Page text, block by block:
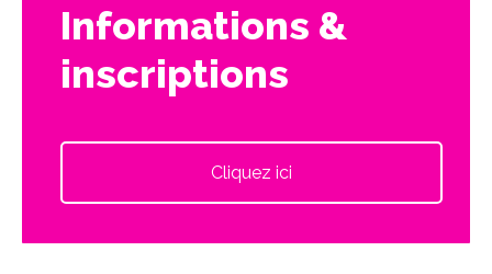
Informations &
inscriptions
Cliquez ici